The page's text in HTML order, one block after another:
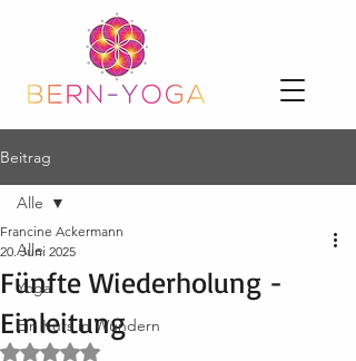
Beitrag
Alle
Yoga
Ein Kurs in Wundern
Alle
Fünfte Wiederholung -
Einleitung
Francine Ackermann
20. Juni 2025
Mit NaN von 5 Sternen bewertet.